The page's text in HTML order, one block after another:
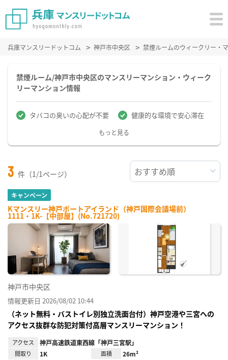
兵庫マンスリードットコム 神戸市中央区 禁煙ルームのウィークリー・
禁煙ルーム/神戸市中央区のマンスリーマンション・ウィーク
リーマンション情報
タバコの臭いの心配が不要 健康的な環境で安心滞在
もっと見る
3 件（1/1ページ）
キャンペーン
Kマンスリー神戸ポートアイランド（神戸国際会議場前）
1111・1K-【中部屋】(No.721720)
神戸市中央区
情報更新日 2026/08/02 10:44
（ネット無料・バストイレ別独立洗面台付）神戸空港や三宮への
アクセス抜群な防犯対策付高層マンスリーマンション！
アクセス 神戸高速鉄道東西線「神戸三宮駅」
間取り 1K 面積 26m²